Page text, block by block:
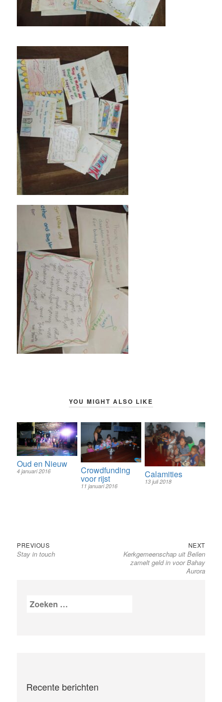
YOU MIGHT ALSO LIKE
Oud en Nieuw
4 januari 2016 Crowdfunding
voor rijst
11 januari 2016
Calamities
13 juli 2018
Bericht
navigatie
PREVIOUSPrevious
post:
Stay in touch
NEXTNext
post:
Kerkgemeenschap uit Beilen
zamelt geld in voor Bahay
Aurora
Zoeken
naar:
Recente berichten